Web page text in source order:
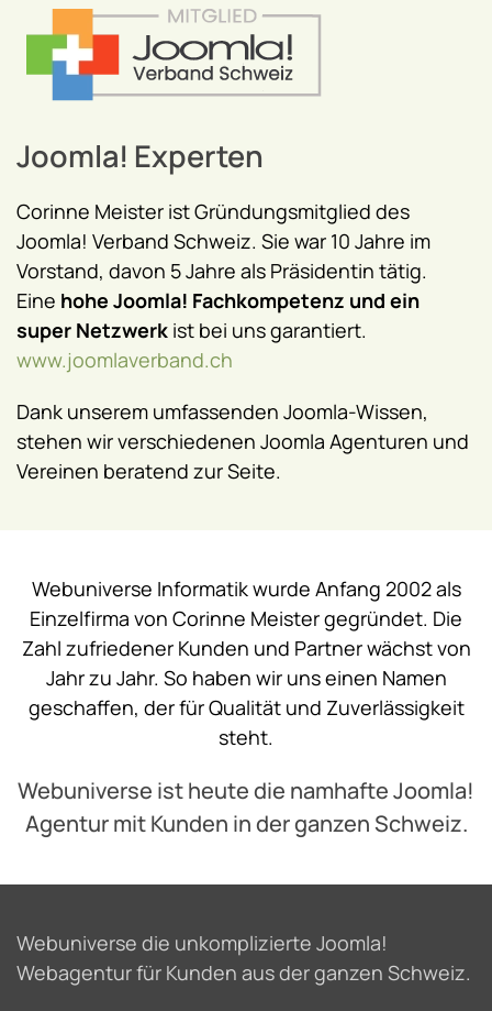
Joomla! Experten
Corinne Meister ist Gründungsmitglied des
Joomla! Verband Schweiz. Sie war 10 Jahre im
Vorstand, davon 5 Jahre als Präsidentin tätig.
Eine hohe Joomla! Fachkompetenz und ein
super Netzwerk ist bei uns garantiert.
www.joomlaverband.ch
Dank unserem umfassenden Joomla-Wissen,
stehen wir verschiedenen Joomla Agenturen und
Vereinen beratend zur Seite.
Webuniverse Informatik wurde Anfang 2002 als
Einzelfirma von Corinne Meister gegründet. Die
Zahl zufriedener Kunden und Partner wächst von
Jahr zu Jahr. So haben wir uns einen Namen
geschaffen, der für Qualität und Zuverlässigkeit
steht.
Webuniverse ist heute die namhafte Joomla!
Agentur mit Kunden in der ganzen Schweiz.
Webuniverse die unkomplizierte Joomla!
Webagentur für Kunden aus der ganzen Schweiz.